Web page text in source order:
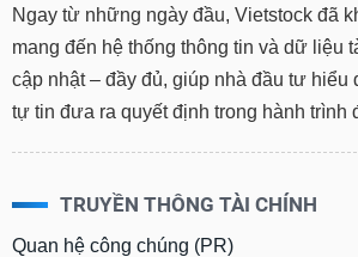
Ngay từ những ngày đầu, Vietstock đã
mang đến hệ thống thông tin và dữ liệu
cập nhật – đầy đủ, giúp nhà đầu tư hiểu
tự tin đưa ra quyết định trong hành trình
TRUYỀN THÔNG TÀI CHÍNH
Quan hệ công chúng (PR)